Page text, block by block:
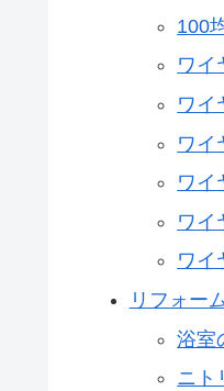
100
ワイ
ワイ
ワイ
ワイ
ワイ
ワイ
リフォー
浴室
ニト